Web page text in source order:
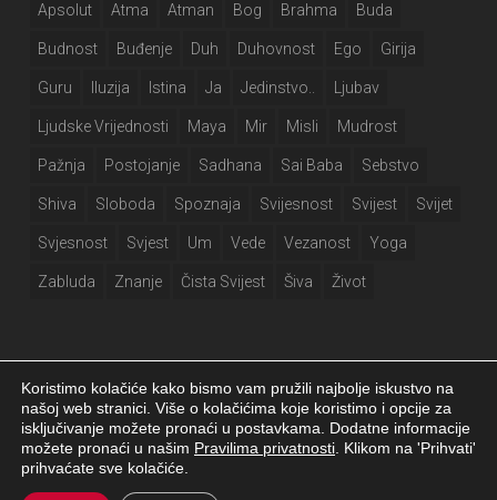
Apsolut Atma Atman Bog Brahma Buda
Budnost Buđenje Duh Duhovnost Ego Girija
Guru Iluzija Istina Ja Jedinstvo.. Ljubav
Ljudske Vrijednosti Maya Mir Misli Mudrost
Pažnja Postojanje Sadhana Sai Baba Sebstvo
Shiva Sloboda Spoznaja Svijesnost Svijest Svijet
Svjesnost Svjest Um Vede Vezanost Yoga
Zabluda Znanje Čista Svijest Šiva Život
Girija.info 2026 |Izjava o privatnosti|Postavke kolačića|Izrada web
stranice
Koristimo kolačiće kako bismo vam pružili najbolje iskustvo na
našoj web stranici. Više o kolačićima koje koristimo i opcije za
isključivanje možete pronaći u postavkama. Dodatne informacije
možete pronaći u našim Pravilima privatnosti . Klikom na 'Prihvati'
prihvaćate sve kolačiće.